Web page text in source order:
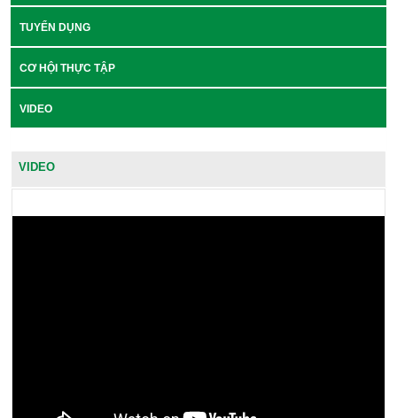
TUYỂN DỤNG
CƠ HỘI THỰC TẬP
VIDEO
VIDEO